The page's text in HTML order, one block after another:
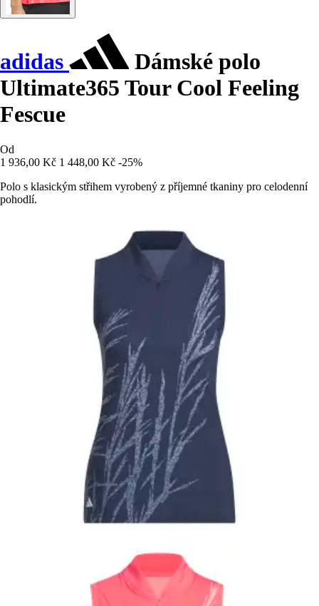
adidas
Dámské polo
Ultimate365 Tour Cool Feeling
Fescue
Od
1 936,00 Kč 1 448,00 Kč -25%
Polo s klasickým střihem vyrobený z příjemné tkaniny pro celodenní
pohodlí.